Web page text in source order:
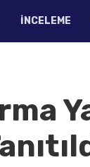
İNCELEME